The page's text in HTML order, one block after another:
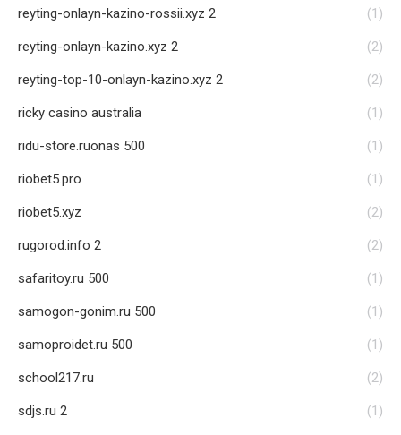
reyting-onlayn-kazino-rossii.xyz 2 (1)
reyting-onlayn-kazino.xyz 2 (2)
reyting-top-10-onlayn-kazino.xyz 2 (2)
ricky casino australia (1)
ridu-store.ruonas 500 (1)
riobet5.pro (1)
riobet5.xyz (2)
rugorod.info 2 (2)
safaritoy.ru 500 (1)
samogon-gonim.ru 500 (1)
samoproidet.ru 500 (1)
school217.ru (2)
sdjs.ru 2 (1)